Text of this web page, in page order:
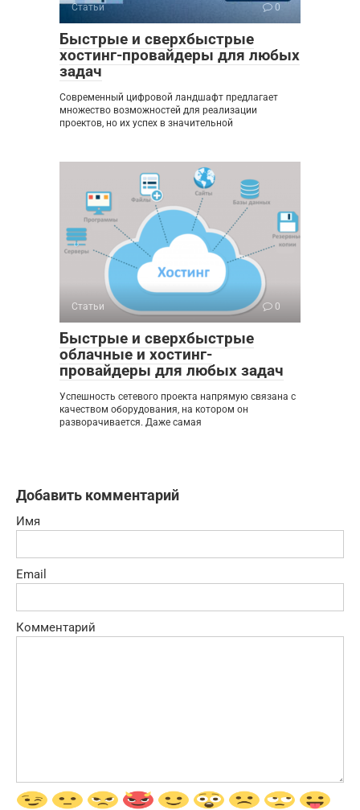
Статьи 0
Быстрые и сверхбыстрые
хостинг-провайдеры для любых
задач
Современный цифровой ландшафт предлагает
множество возможностей для реализации
проектов, но их успех в значительной
Статьи 0
Быстрые и сверхбыстрые
облачные и хостинг-
провайдеры для любых задач
Успешность сетевого проекта напрямую связана с
качеством оборудования, на котором он
разворачивается. Даже самая
Добавить комментарий
Имя
Email
Комментарий